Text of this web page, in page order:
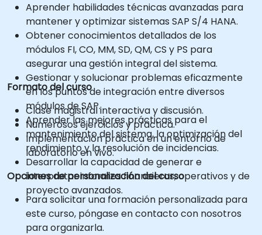
Aprender habilidades técnicas avanzadas para
mantener y optimizar sistemas SAP S/4 HANA.
Obtener conocimientos detallados de los
módulos FI, CO, MM, SD, QM, CS y PS para
asegurar una gestión integral del sistema.
Gestionar y solucionar problemas eficazmente
en los puntos de integración entre diversos
módulos de SAP.
Aprender las mejores prácticas para el
mantenimiento del sistema, la optimización del
rendimiento y la resolución de incidencias.
Desarrollar la capacidad de generar e
interpretar informes financieros, operativos y de
proyecto avanzados.
Formato del curso
Clase magistral interactiva y discusión.
Numerosos ejercicios y práctica.
Implementación práctica en un entorno de
laboratorio en vivo.
Opciones de personalización del curso
Para solicitar una formación personalizada para
este curso, póngase en contacto con nosotros
para organizarla.